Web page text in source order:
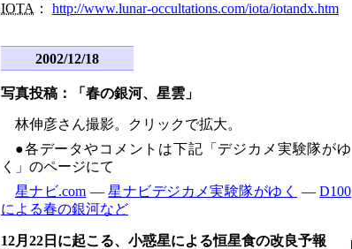
IOTA ： http://www.lunar-occultations.com/iota/iotandx.htm
2002/12/18
写真投稿：「春の銀河、星雲」
林伸彦さん撮影。クリックで拡大。
●各データやコメントは下記「デジカメ実験隊がゆ
く」のページにて
星ナビ.com ―星ナビデジカメ実験隊がゆく ―D100
による春の銀河など
12月22日に起こる、小惑星による恒星食の改良予報